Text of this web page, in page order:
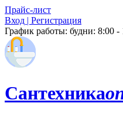
Прайс-лист
Вход | Регистрация
График работы: будни: 8:00 -
Сантехника